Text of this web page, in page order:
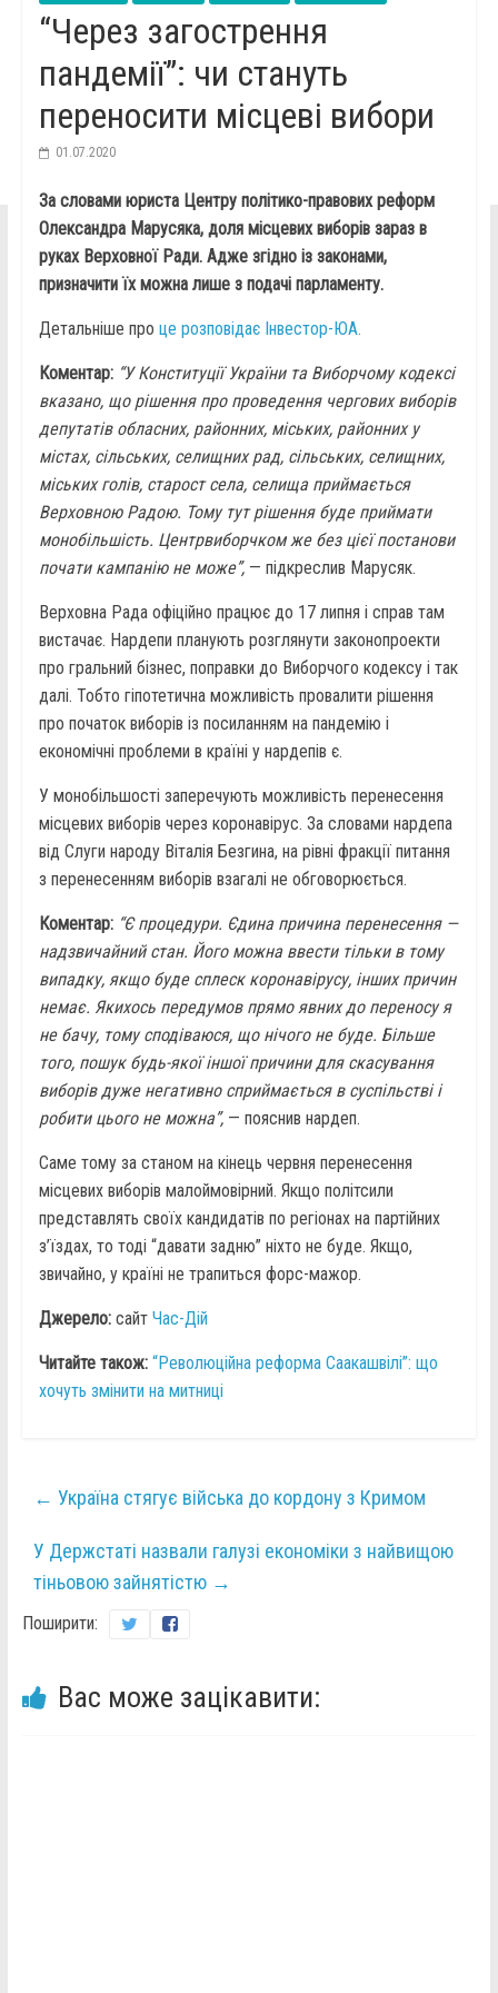
“Через загострення
пандемії”: чи стануть
переносити місцеві вибори
01.07.2020
За словами юриста Центру політико-правових реформ
Олександра Марусяка, доля місцевих виборів зараз в
руках Верховної Ради. Адже згідно із законами,
призначити їх можна лише з подачі парламенту.
Детальніше про це розповідає Інвестор-ЮА.
Коментар:“У Конституції України та Виборчому кодексі
вказано, що рішення про проведення чергових виборів
депутатів обласних, районних, міських, районних у
містах, сільських, селищних рад, сільських, селищних,
міських голів, старост села, селища приймається
Верховною Радою. Тому тут рішення буде приймати
монобільшість. Центрвиборчком же без цієї постанови
почати кампанію не може”,— підкреслив Марусяк.
Верховна Рада офіційно працює до 17 липня і справ там
вистачає. Нардепи планують розглянути законопроекти
про гральний бізнес, поправки до Виборчого кодексу і так
далі. Тобто гіпотетична можливість провалити рішення
про початок виборів із посиланням на пандемію і
економічні проблеми в країні у нардепів є.
У монобільшості заперечують можливість перенесення
місцевих виборів через коронавірус. За словами нардепа
від Слуги народу Віталія Безгина, на рівні фракції питання
з перенесенням виборів взагалі не обговорюється.
Коментар: “Є процедури. Єдина причина перенесення —
надзвичайний стан. Його можна ввести тільки в тому
випадку, якщо буде сплеск коронавірусу, інших причин
немає. Якихось передумов прямо явних до переносу я
не бачу, тому сподіваюся, що нічого не буде. Більше
того, пошук будь-якої іншої причини для скасування
виборів дуже негативно сприймається в суспільстві і
робити цього не можна”,— пояснив нардеп.
Саме тому за станом на кінець червня перенесення
місцевих виборів малоймовірний. Якщо політсили
представлять своїх кандидатів по регіонах на партійних
з’їздах, то тоді “давати задню” ніхто не буде. Якщо,
звичайно, у країні не трапиться форс-мажор.
Джерело: сайт Час-Дій
Читайте також: “Революційна реформа Саакашвілі”: що
хочуть змінити на митниці
← Україна стягує війська до кордону з Кримом
У Держстаті назвали галузі економіки з найвищою
тіньовою зайнятістю →
Поширити:
Вас може зацікавити: